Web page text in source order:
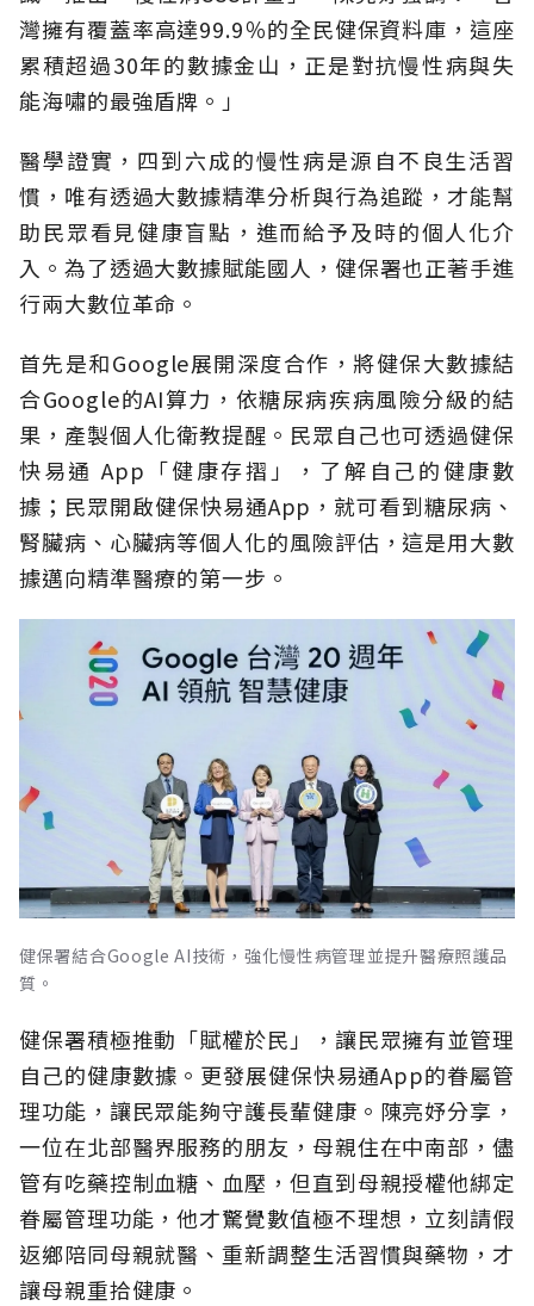
灣擁有覆蓋率高達99.9％的全民健保資料庫，這座
累積超過30年的數據金山，正是對抗慢性病與失
能海嘯的最強盾牌。」
醫學證實，四到六成的慢性病是源自不良生活習
慣，唯有透過大數據精準分析與行為追蹤，才能幫
助民眾看見健康盲點，進而給予及時的個人化介
入。為了透過大數據賦能國人，健保署也正著手進
行兩大數位革命。
首先是和Google展開深度合作，將健保大數據結
合Google的AI算力，依糖尿病疾病風險分級的結
果，產製個人化衛教提醒。民眾自己也可透過健保
快易通 App「健康存摺」，了解自己的健康數
據；民眾開啟健保快易通App，就可看到糖尿病、
腎臟病、心臟病等個人化的風險評估，這是用大數
據邁向精準醫療的第一步。
健保署結合Google AI技術，強化慢性病管理並提升醫療照護品
質。
健保署積極推動「賦權於民」，讓民眾擁有並管理
自己的健康數據。更發展健保快易通App的眷屬管
理功能，讓民眾能夠守護長輩健康。陳亮妤分享，
一位在北部醫界服務的朋友，母親住在中南部，儘
管有吃藥控制血糖、血壓，但直到母親授權他綁定
眷屬管理功能，他才驚覺數值極不理想，立刻請假
返鄉陪同母親就醫、重新調整生活習慣與藥物，才
讓母親重拾健康。